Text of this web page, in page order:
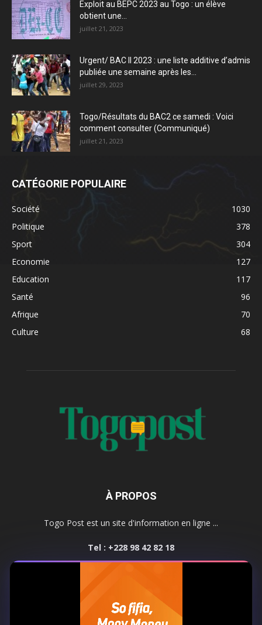
Exploit au BEPC 2023 au Togo : un élève
obtient une...
juillet 21, 2023
Urgent/ BAC II 2023 : une liste additive d’admis
publiée une semaine après les...
juillet 29, 2023
Togo/Résultats du BAC2 ce samedi : Voici
comment consulter (Communiqué)
juillet 21, 2023
CATÉGORIE POPULAIRE
Société
1030
Politique
378
Sport
304
Economie
127
Education
117
Santé
96
Afrique
70
Culture
68
À PROPOS
Togo Post est un site d'information en ligne ...
Tel : +228 98 42 82 18
SUIVEZ NOUS